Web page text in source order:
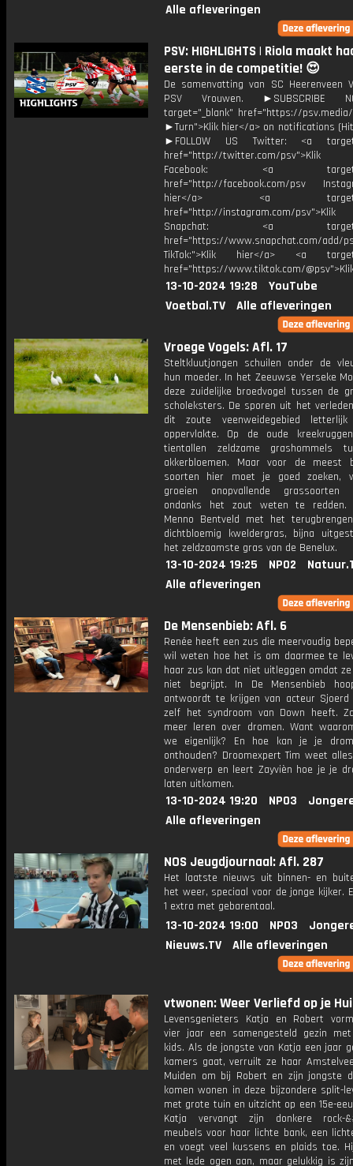
Alle afleveringen
PSV: HIGHLIGHTS | Riola maakt
eerste in de competitie! 😍
De samenvatting van SC Heerenveen
PSV Vrouwen. ►SUBSCRIBE
target="_blank" href="https://psv.media/
►Turn">Klik hier</a> on notifications
►FOLLOW US Twitter: <a
href="http://twitter.com/psv">Klik
Facebook: <a
href="http://facebook.com/psv
hier</a> <a
href="http://instagram.com/
Snapchat: <a
href="https://www.snapchat.com/add/
TikTok:">Klik hier</a> <a
href="https://www.tiktok.com/
13-10-2024 19:28
YouTube
Voetbal.TV
Alle afleveringen
Vroege Vogels: Afl. 17
Steltkluutjongen schuilen onder de
hun moeder. In het Zeeuwse Yerseke
deze zuidelijke broedvogel tussen de
scholeksters. De sporen uit het
dit zoute veenweidegebied
oppervlakte. Op de oude
tientallen zeldzame grashommels
akkerbloemen. Maar voor de meest
soorten hier moet je goed zoeken,
groeien onopvallende
ondanks het zout weten te redden.
Menno Bentveld met het
dichtbloemig kweldergras, bijna
het zeldzaamste gras van de Benelux.
13-10-2024 19:25 NPO2
Alle afleveringen
De Mensenbieb: Afl. 6
Renée heeft een zus die meervoudig
wil weten hoe het is om daarmee te
haar zus kan dat niet uitleggen omdat
niet begrijpt. In De Mensenbieb
antwoordt te krijgen van acteur Sjoerd
zelf het syndroom van Down heeft.
meer leren over dromen. Want
we eigenlijk? En hoe kan je je
onthouden? Droomexpert Tim weet
onderwerp en leert Zayvièn hoe je je
laten uitkomen.
13-10-2024 19:20 NPO3
Alle afleveringen
NOS Jeugdjournaal: Afl. 287
Het laatste nieuws uit binnen- en
het weer, speciaal voor de jonge kijker.
1 extra met gebarentaal.
13-10-2024 19:00 NPO3
Nieuws.TV
Alle afleveringen
vtwonen: Weer Verliefd op je
Levensgenieters Katja en Robert
vier jaar een samengesteld gezin
kids. Als de jongste van Katja een jaar
kamers gaat, verruilt ze haar
Muiden om bij Robert en zijn jongste
komen wonen in deze bijzondere split-
met grote tuin en uitzicht op een 15e-
Katja vervangt zijn donkere rock-
meubels voor haar lichte bank, een
en voegt veel kussens en plaids toe.
met lede ogen aan, maar gelukkig is